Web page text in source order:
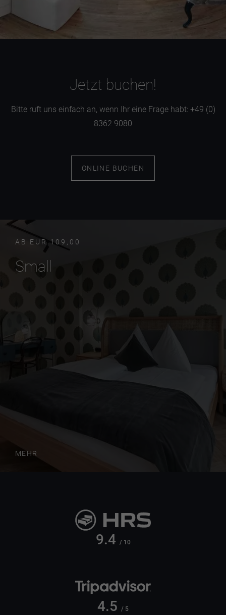
Jetzt buchen!
Bitte ruft uns einfach an, wenn Ihr eine Frage habt: +49 (0)
8362 9080
ONLINE BUCHEN
AB EUR 109,00
Small
MEHR
9.4 / 10
4.5 / 5